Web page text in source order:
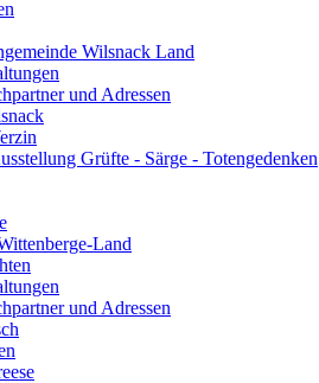
Wilsnack Land
und Adressen
Grüfte - Särge - Totengedenken
Land
und Adressen